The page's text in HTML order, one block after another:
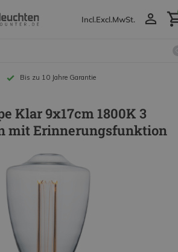
Incl.Excl.MwSt.
Bis zu 10 Jahre Garantie
Klar 9x17cm 1800K 3
mit Erinnerungsfunktion